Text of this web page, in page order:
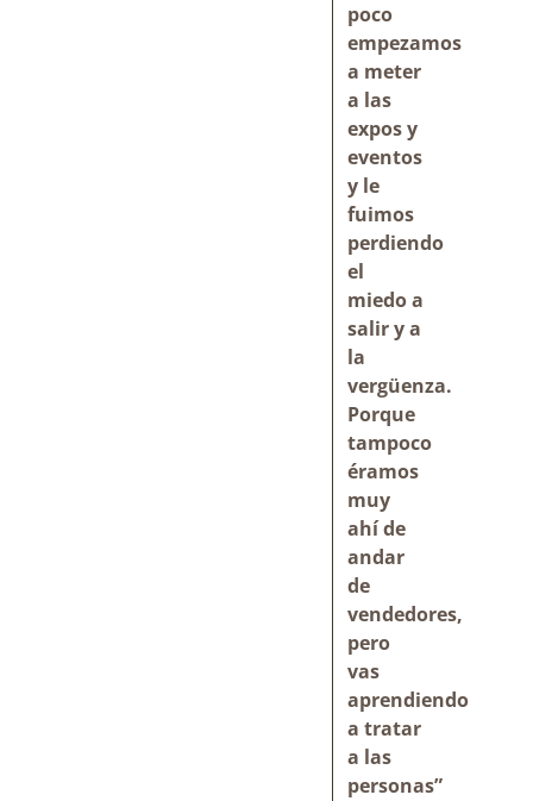
poco
empezamos
a meter
a las
expos y
eventos
y le
fuimos
perdiendo
el
miedo a
salir y a
la
vergüenza.
Porque
tampoco
éramos
muy
ahí de
andar
de
vendedores,
pero
vas
aprendiendo
a tratar
a las
personas”